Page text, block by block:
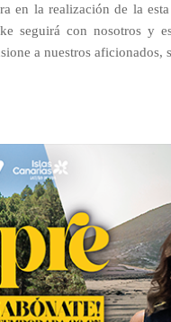
en la realización de la
seguirá con nosotros y
a nuestros aficionados,